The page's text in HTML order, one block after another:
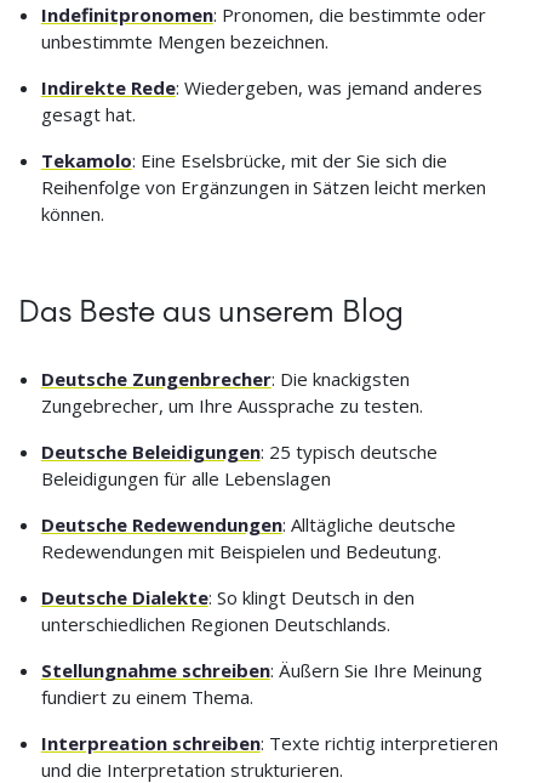
Indefinitpronomen: Pronomen, die bestimmte oder
unbestimmte Mengen bezeichnen.
Indirekte Rede: Wiedergeben, was jemand anderes
gesagt hat.
Tekamolo: Eine Eselsbrücke, mit der Sie sich die
Reihenfolge von Ergänzungen in Sätzen leicht merken
können.
Das Beste aus unserem Blog
Deutsche Zungenbrecher: Die knackigsten
Zungebrecher, um Ihre Aussprache zu testen.
Deutsche Beleidigungen: 25 typisch deutsche
Beleidigungen für alle Lebenslagen
Deutsche Redewendungen: Alltägliche deutsche
Redewendungen mit Beispielen und Bedeutung.
Deutsche Dialekte: So klingt Deutsch in den
unterschiedlichen Regionen Deutschlands.
Stellungnahme schreiben: Äußern Sie Ihre Meinung
fundiert zu einem Thema.
Interpreation schreiben: Texte richtig interpretieren
und die Interpretation strukturieren.